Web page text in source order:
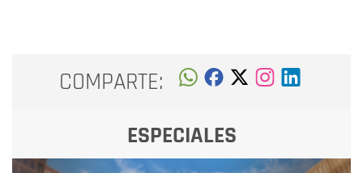
COMPARTE:
ESPECIALES